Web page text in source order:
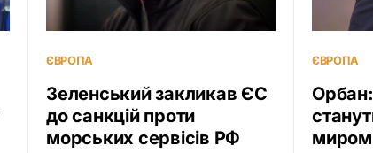
ЄВРОПА
Зеленський закликав ЄС
до санкцій проти
морських сервісів РФ
ЄВРОПА
миром